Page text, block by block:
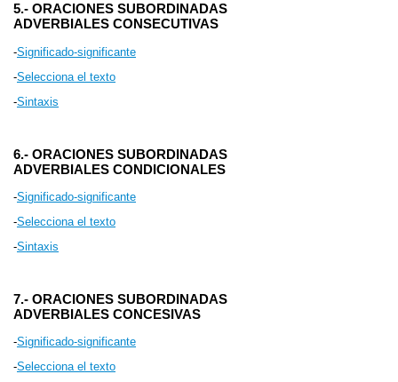
5.- ORACIONES SUBORDINADAS
ADVERBIALES CONSECUTIVAS
-Significado-significante
-Selecciona el texto
-Sintaxis
6.- ORACIONES SUBORDINADAS
ADVERBIALES CONDICIONALES
-Significado-significante
-Selecciona el texto
-Sintaxis
7.- ORACIONES SUBORDINADAS
ADVERBIALES CONCESIVAS
-Significado-significante
-Selecciona el texto